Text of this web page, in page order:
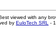
viewed with any
by EuloTech SRL -